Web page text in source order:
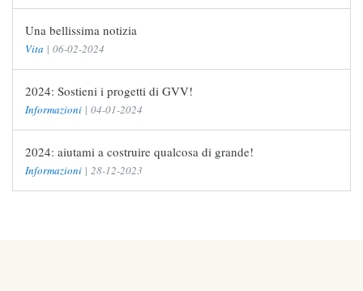
Una bellissima notizia
Vita | 06-02-2024
2024: Sostieni i progetti di GVV!
Informazioni | 04-01-2024
2024: aiutami a costruire qualcosa di grande!
Informazioni | 28-12-2023